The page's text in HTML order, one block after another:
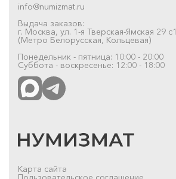
info@numizmat.ru
Выдача заказов:
г. Москва, ул. 1-я Тверская-Ямская 29 с1
(Метро Белорусская, Кольцевая)
Понедельник - пятница: 10:00 - 20:00
Суббота - воскресенье: 12:00 - 18:00
Карта сайта